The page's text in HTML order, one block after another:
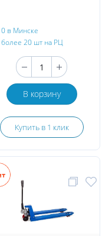
0 в Минске
более 20 шт на РЦ
В корзину
Купить в 1 клик